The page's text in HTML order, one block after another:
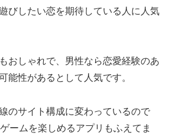
びしたい恋を期待している人に人気
おしゃれで、男性なら恋愛経験のあ
能性があるとして人気です。
のサイト構成に変わっているので
ームを楽しめるアプリもふえてま